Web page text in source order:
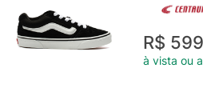
R$
à vista ou